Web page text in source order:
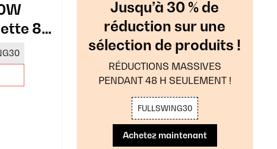
8
Jusqu’à 30 % de
réduction sur une
sélection de produits !
RÉDUCTIONS MASSIVES
PENDANT 48 H SEULEMENT !
FULLSWING30
Achetez maintenant